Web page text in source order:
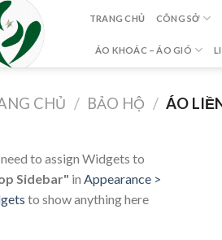
TRANG CHỦ CÔNG SỞ
ÁO KHOÁC – ÁO GIÓ
CHỦ / BẢO HỘ / ÁO
to assign Widgets to
Sidebar" in Appearance >
to show anything here